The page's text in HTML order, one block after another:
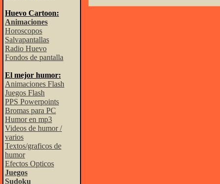
Huevo Cartoon:
Animaciones
Horoscopos
Salvapantallas
Radio Huevo
Fondos de pantalla
El mejor humor:
Animaciones Flash
Juegos Flash
PPS Powerpoints
Bromas para PC
Humor en mp3
Videos de humor /
varios
Textos/graficos de
humor
Efectos Opticos
Juegos
Sudoku